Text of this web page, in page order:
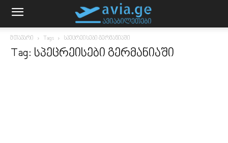
მთავარი Tags სპეცრეისები გერმანიაში
Tag: სპეცრეისები გერმანიაში